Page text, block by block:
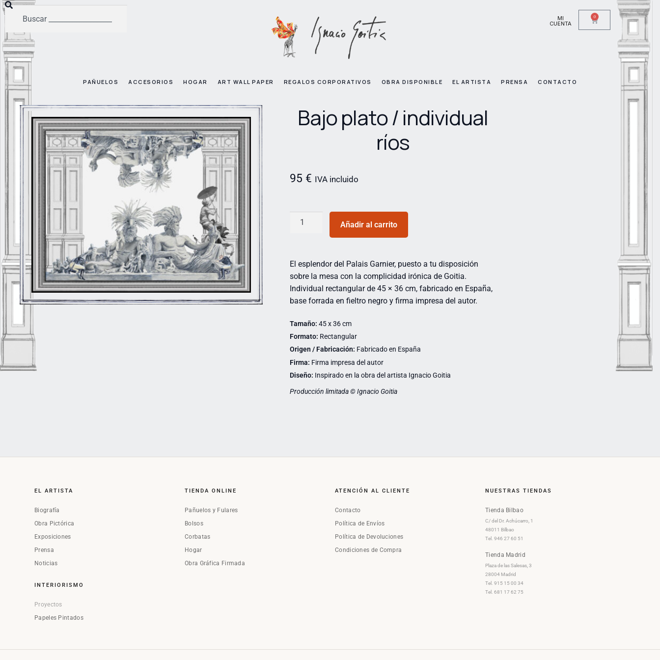
MI
CUENTA
0
PAÑUELOS ACCESORIOS HOGAR ART WALL PAPER REGALOS CORPORATIVOS OBRA DISPONIBLE EL ARTISTA PRENSA CONTACTO
Bajo plato / individual
ríos
95 € IVA incluido
Añadir al carrito
El esplendor del Palais Garnier, puesto a tu disposición
sobre la mesa con la complicidad irónica de Goitia.
Individual rectangular de 45 × 36 cm, fabricado en España,
base forrada en fieltro negro y firma impresa del autor.
Tamaño: 45 x 36 cm
Formato: Rectangular
Origen / Fabricación: Fabricado en España
Firma: Firma impresa del autor
Diseño: Inspirado en la obra del artista Ignacio Goitia
Producción limitada © Ignacio Goitia
EL ARTISTA
Biografía
Obra Pictórica
Exposiciones
Prensa
Noticias
INTERIORISMO
Proyectos
Papeles Pintados
TIENDA ONLINE
Pañuelos y Fulares
Bolsos
Corbatas
Hogar
Obra Gráfica Firmada
ATENCIÓN AL CLIENTE
Contacto
Política de Envíos
Política de Devoluciones
Condiciones de Compra
NUESTRAS TIENDAS
Tienda Bilbao
C/ del Dr. Achúcarro, 1
48011 Bilbao
Tel. 946 27 60 51
Tienda Madrid
Plaza de las Salesas, 3
28004 Madrid
Tel. 915 15 00 34
Tel. 681 17 62 75